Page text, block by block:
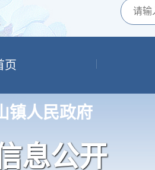
页
镇人民政府
息公开